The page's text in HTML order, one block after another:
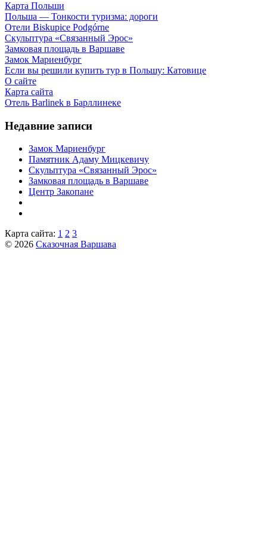
Карта Польши
Польша — Тонкости туризма: дороги
Отели Biskupice Podgórne
Скульптура «Связанный Эрос»
Замковая площадь в Варшаве
Замок Мариенбург
Если вы решили купить тур в Польшу: Катовице
О сайте
Карта сайта
Отель Barlinek в Барллинеке
Недавние записи
Замок Мариенбург
Памятник Адаму Мицкевичу
Скульптура «Связанный Эрос»
Замковая площадь в Варшаве
Центр Закопане
Карта сайта: 1 2 3
© 2026 Сказочная Варшава